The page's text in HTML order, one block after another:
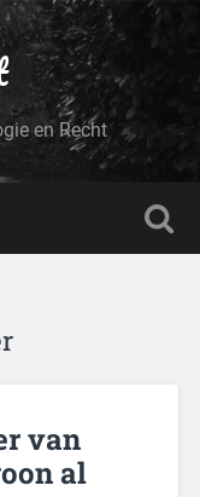
en Recht
van
al